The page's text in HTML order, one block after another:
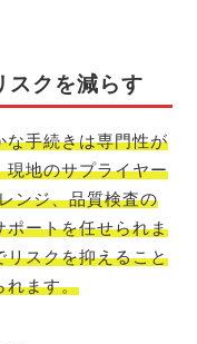
スクを減らす
な手続きは専門性が
現地のサプライヤー
ンジ、品質検査の
ポートを任せられま
リスクを抑えること
れます。